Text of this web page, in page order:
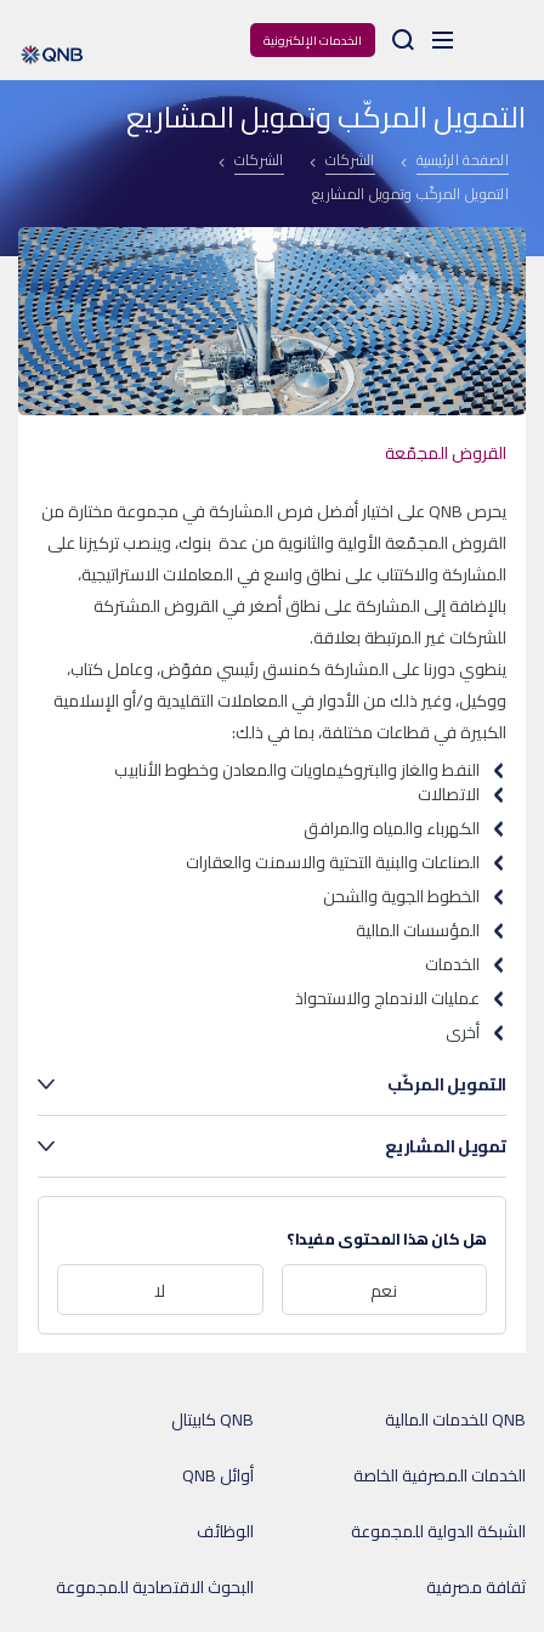
الخدمات الإلكترونية Arama
التمويل المركّب وتمويل المشاريع
الصفحة الرئيسية الشركات
الشركات
التمويل المركّب وتمويل المشاريع
القروض المجمّعة
يحرص QNB على اختيار أفضل فرص المشاركة في مجموعة مختارة من
القروض المجمّعة الأولية والثانوية من عدة بنوك، وينصب تركيزنا على
المشاركة والاكتتاب على نطاق واسع في المعاملات الاستراتيجية،
بالإضافة إلى المشاركة على نطاق أصغر في القروض المشتركة
للشركات غير المرتبطة بعلاقة.
ينطوي دورنا على المشاركة كمنسق رئيسي مفوّض، وعامل كتاب،
ووكيل، وغير ذلك من الأدوار في المعاملات التقليدية و/أو الإسلامية
الكبيرة في قطاعات مختلفة، بما في ذلك:
النفط والغاز والبتروكيماويات والمعادن وخطوط الأنابيب
الاتصالات
الكهرباء والمياه والمرافق
الصناعات والبنية التحتية والاسمنت والعقارات
الخطوط الجوية والشحن
المؤسسات المالية
الخدمات
عمليات الاندماج والاستحواذ
أخرى
التمويل المركّب
تمويل المشاريع
هل كان هذا المحتوى مفيدا؟
نعم لا
QNB كابيتال
QNB للخدمات المالية
أوائل QNB
الخدمات المصرفية الخاصة
الوظائف
الشبكة الدولية للمجموعة
البحوث الاقتصادية للمجموعة
ثقافة مصرفية